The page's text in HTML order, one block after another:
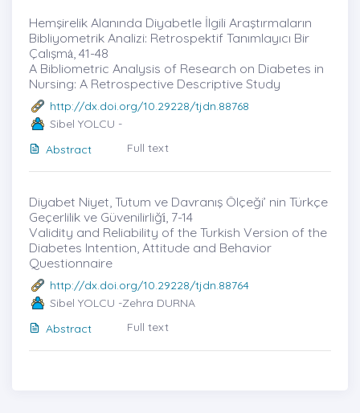
Hemşirelik Alanında Diyabetle İlgili Araştırmaların
Bibliyometrik Analizi: Retrospektif Tanımlayıcı Bir
Çalışmȧ, 41-48
A Bibliometric Analysis of Research on Diabetes in
Nursing: A Retrospective Descriptive Study
http://dx.doi.org/10.29228/tjdn.88768
Sibel YOLCU -
Abstract
Full text
Diyabet Niyet, Tutum ve Davranış Ölçeği’ nin Türkçe
Geçerlilik ve Güvenilirliği̇, 7-14
Validity and Reliability of the Turkish Version of the
Diabetes Intention, Attitude and Behavior
Questionnaire
http://dx.doi.org/10.29228/tjdn.88764
Sibel YOLCU -Zehra DURNA
Abstract
Full text